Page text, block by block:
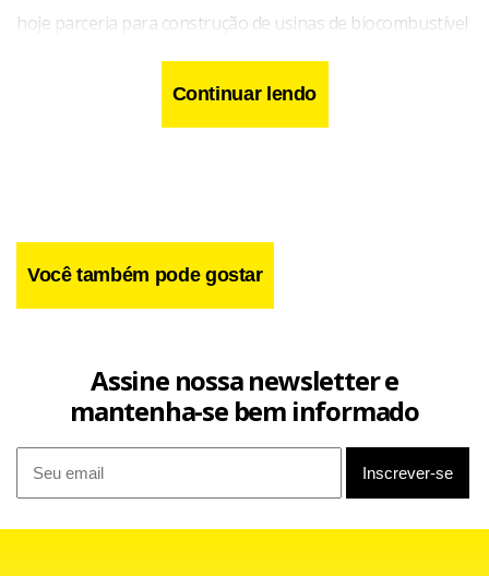
hoje parceria para construção de usinas de biocombustível
no Brasil e em países africanos,maladycomo Angola e
Continuar lendo
Você também pode gostar
Assine nossa newsletter e
mantenha-se bem informado